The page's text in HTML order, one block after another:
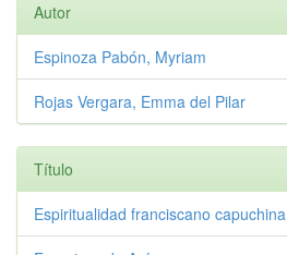
Autor
Espinoza Pabón, Myriam
Rojas Vergara, Emma del Pilar
Título
Espiritualidad franciscano capuchina